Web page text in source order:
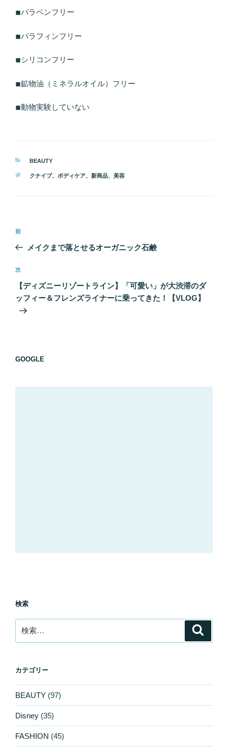
◾︎パラベンフリー
◾︎パラフィンフリー
◾︎シリコンフリー
◾︎鉱物油（ミネラルオイル）フリー
◾︎動物実験していない
カ
ゴ
ー
BEAUTY
タ
クナイプ、 ボディケア、 新商品、 美容
投
ビ
ゲ
ー
シ
前
の
稿
前
メイクまで落とせるオーガニック石鹸
次
の
投
次
【ディズニーリゾートライン】「可愛い」が大渋滞のダ
ッフィー＆フレンズライナーに乗ってきた！【VLOG】
GOOGLE
検索
索:
カテゴリー
BEAUTY (97)
Disney (35)
FASHION (45)